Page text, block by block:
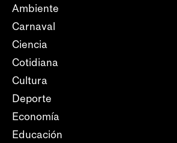
Ambiente
Carnaval
Ciencia
Cotidiana
Cultura
Deporte
Economía
Educación